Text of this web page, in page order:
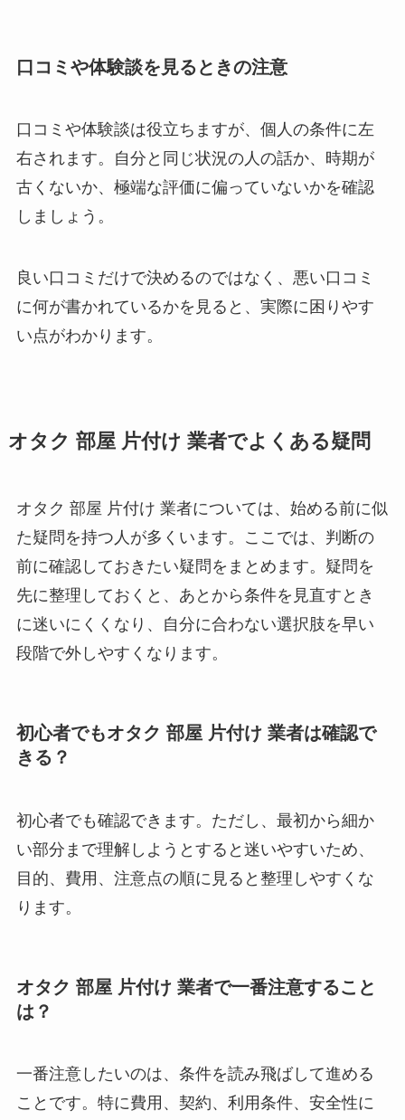
口コミや体験談を見るときの注意
口コミや体験談は役立ちますが、個人の条件に左
右されます。自分と同じ状況の人の話か、時期が
古くないか、極端な評価に偏っていないかを確認
しましょう。
良い口コミだけで決めるのではなく、悪い口コミ
に何が書かれているかを見ると、実際に困りやす
い点がわかります。
オタク 部屋 片付け 業者でよくある疑問
オタク 部屋 片付け 業者については、始める前に似
た疑問を持つ人が多くいます。ここでは、判断の
前に確認しておきたい疑問をまとめます。疑問を
先に整理しておくと、あとから条件を見直すとき
に迷いにくくなり、自分に合わない選択肢を早い
段階で外しやすくなります。
初心者でもオタク 部屋 片付け 業者は確認で
きる？
初心者でも確認できます。ただし、最初から細か
い部分まで理解しようとすると迷いやすいため、
目的、費用、注意点の順に見ると整理しやすくな
ります。
オタク 部屋 片付け 業者で一番注意すること
は？
一番注意したいのは、条件を読み飛ばして進める
ことです。特に費用、契約、利用条件、安全性に